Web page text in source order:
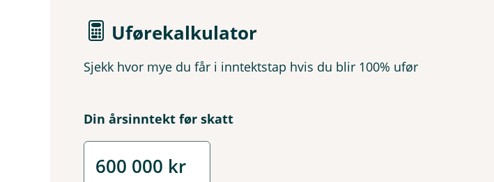
Uførekalkulator
Sjekk hvor mye du får i inntektstap hvis du blir 100% ufør
Din årsinntekt før skatt